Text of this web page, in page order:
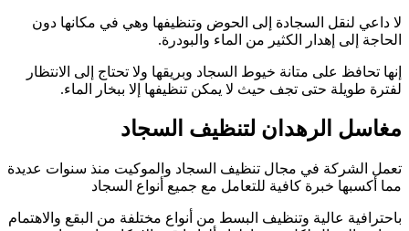
لا داعي لنقل السجادة إلى الحوض وتنظيفها وهي في مكانها دون
الحاجة إلى إهدار الكثير من الماء والبودرة.
إنها تحافظ على متانة خيوط السجاد وبريقها ولا تحتاج إلى الانتظار
لفترة طويلة حتى تجف حيث لا يمكن تنظيفها إلا ببخار الماء.
مغاسل الرهدان لتنظيف السجاد
تعمل الشركة في مجال تنظيف السجاد والموكيت منذ سنوات عديدة
مما أكسبها خبرة كافية للتعامل مع جميع أنواع السجاد
باحترافية عالية وتنظيف البسط من أنواع مختلفة من البقع والاهتمام